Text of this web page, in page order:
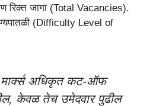
रिक्त जागा (Total Vacancies).
(Difficulty Level of
मार्क्स अधिकृत कट-ऑफ
केवळ तेच उमेदवार पुढील